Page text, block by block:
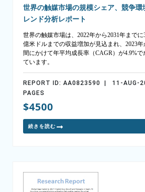
世界の触媒市場の規模シェア、競争環
レンド分析レポート
世界の触媒市場は、2022年から2031年まで
億米ドルまでの収益増加が見込まれ、2023年
間にかけて年平均成長率（CAGR）が4.9%
ています。
REPORT ID: AA0823590 | 11-AUG-
PAGES
$4500
続きを読む